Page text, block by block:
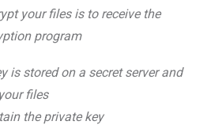
your files is to receive the
program
is stored on a secret server and
files
the private key